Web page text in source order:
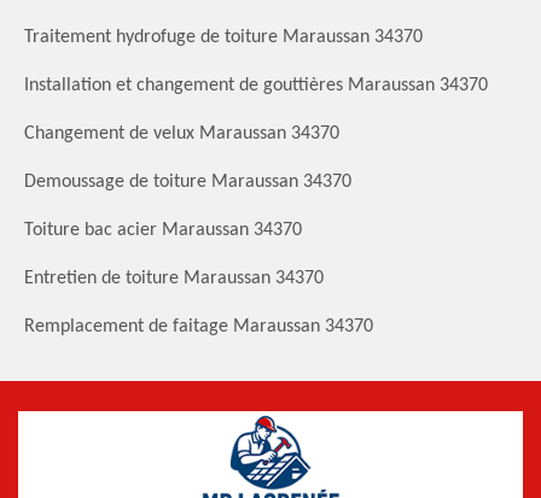
Traitement hydrofuge de toiture Maraussan 34370
Installation et changement de gouttières Maraussan 34370
Changement de velux Maraussan 34370
Demoussage de toiture Maraussan 34370
Toiture bac acier Maraussan 34370
Entretien de toiture Maraussan 34370
Remplacement de faitage Maraussan 34370